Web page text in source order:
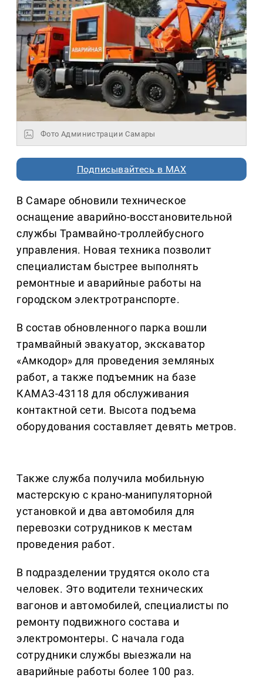
Фото Администрации Самары
Подписывайтесь в MAX
В Самаре обновили техническое
оснащение аварийно-восстановительной
службы Трамвайно-троллейбусного
управления. Новая техника позволит
специалистам быстрее выполнять
ремонтные и аварийные работы на
городском электротранспорте.
В состав обновленного парка вошли
трамвайный эвакуатор, экскаватор
«Амкодор» для проведения земляных
работ, а также подъемник на базе
КАМАЗ-43118 для обслуживания
контактной сети. Высота подъема
оборудования составляет девять метров.
Также служба получила мобильную
мастерскую с крано-манипуляторной
установкой и два автомобиля для
перевозки сотрудников к местам
проведения работ.
В подразделении трудятся около ста
человек. Это водители технических
вагонов и автомобилей, специалисты по
ремонту подвижного состава и
электромонтеры. С начала года
сотрудники службы выезжали на
аварийные работы более 100 раз.